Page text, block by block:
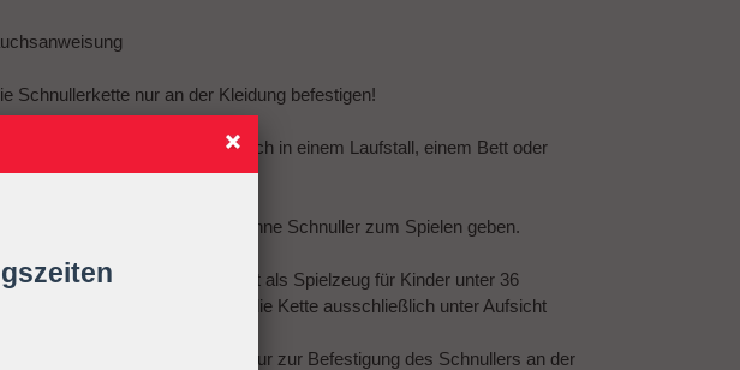
Schnullerkette nur an der Kleidung befestigen!
wenn der Säugling sich in einem Laufstall, einem Bett oder
befindet
die Schnullerkette dem Kind ohne Schnuller zum Spielen geben.
darf nicht unbefestigt als Spielzeug für Kinder unter 36
verwendet werden, daher ist die Kette ausschließlich unter Aufsicht
KEIN Spielzeug, sondern dient nur zur Befestigung des Schnullers an der